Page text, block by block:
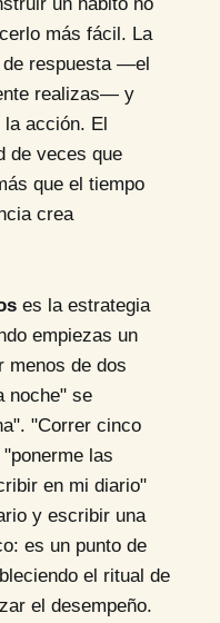
un hábito no
más fácil. La
de respuesta —el
realizas— y
acción. El
de veces que
que el tiempo
crea
es la estrategia
empiezas un
menos de dos
noche" se
"Correr cinco
las
en mi diario"
y escribir una
es un punto de
el ritual de
el desempeño.